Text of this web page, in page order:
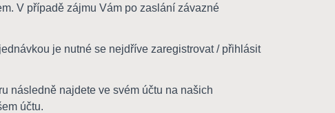
V případě zájmu Vám po zaslání závazné
je nutné se nejdříve zaregistrovat / přihlásit
následně najdete ve svém účtu na našich
účtu.